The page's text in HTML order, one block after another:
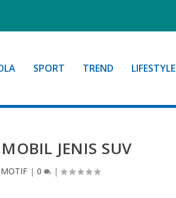
SPORT TREND LIFESTYLE
JENIS SUV
|0 |